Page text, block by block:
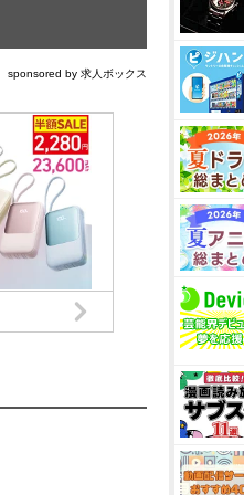
sponsored by 求人ボックス